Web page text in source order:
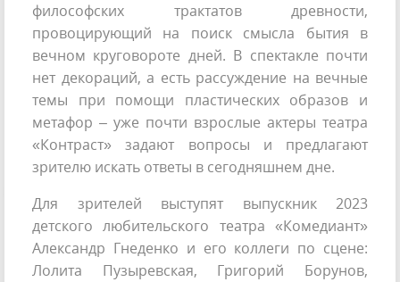
философских трактатов древности,
провоцирующий на поиск смысла бытия в
вечном круговороте дней. В спектакле почти
нет декораций, а есть рассуждение на вечные
темы при помощи пластических образов и
метафор – уже почти взрослые актеры театра
«Контраст» задают вопросы и предлагают
зрителю искать ответы в сегодняшнем дне.
Для зрителей выступят выпускник 2023
детского любительского театра «Комедиант»
Александр Гнеденко и его коллеги по сцене:
Лолита Пузыревская, Григорий Борунов,